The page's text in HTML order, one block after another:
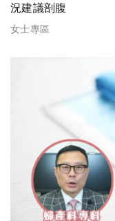
況建議剖腹
女士專區